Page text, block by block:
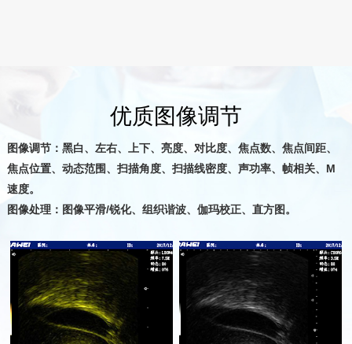
优质图像调节
图像调节：黑白、左右、上下、亮度、对比度、焦点数、焦点间距、
焦点位置、动态范围、扫描角度、扫描线密度、声功率、帧相关、M
速度。
图像处理：图像平滑/锐化、组织谐波、伽玛校正、直方图。